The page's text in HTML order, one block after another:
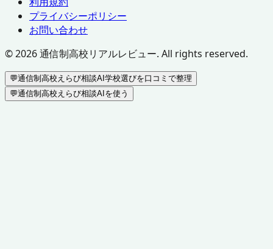
プライバシーポリシー
お問い合わせ
©2026通信制高校リアルレビュー. All rights reserved.
💬通信制高校えらび相談AI学校選びを口コミで整理
💬通信制高校えらび相談AIを使う